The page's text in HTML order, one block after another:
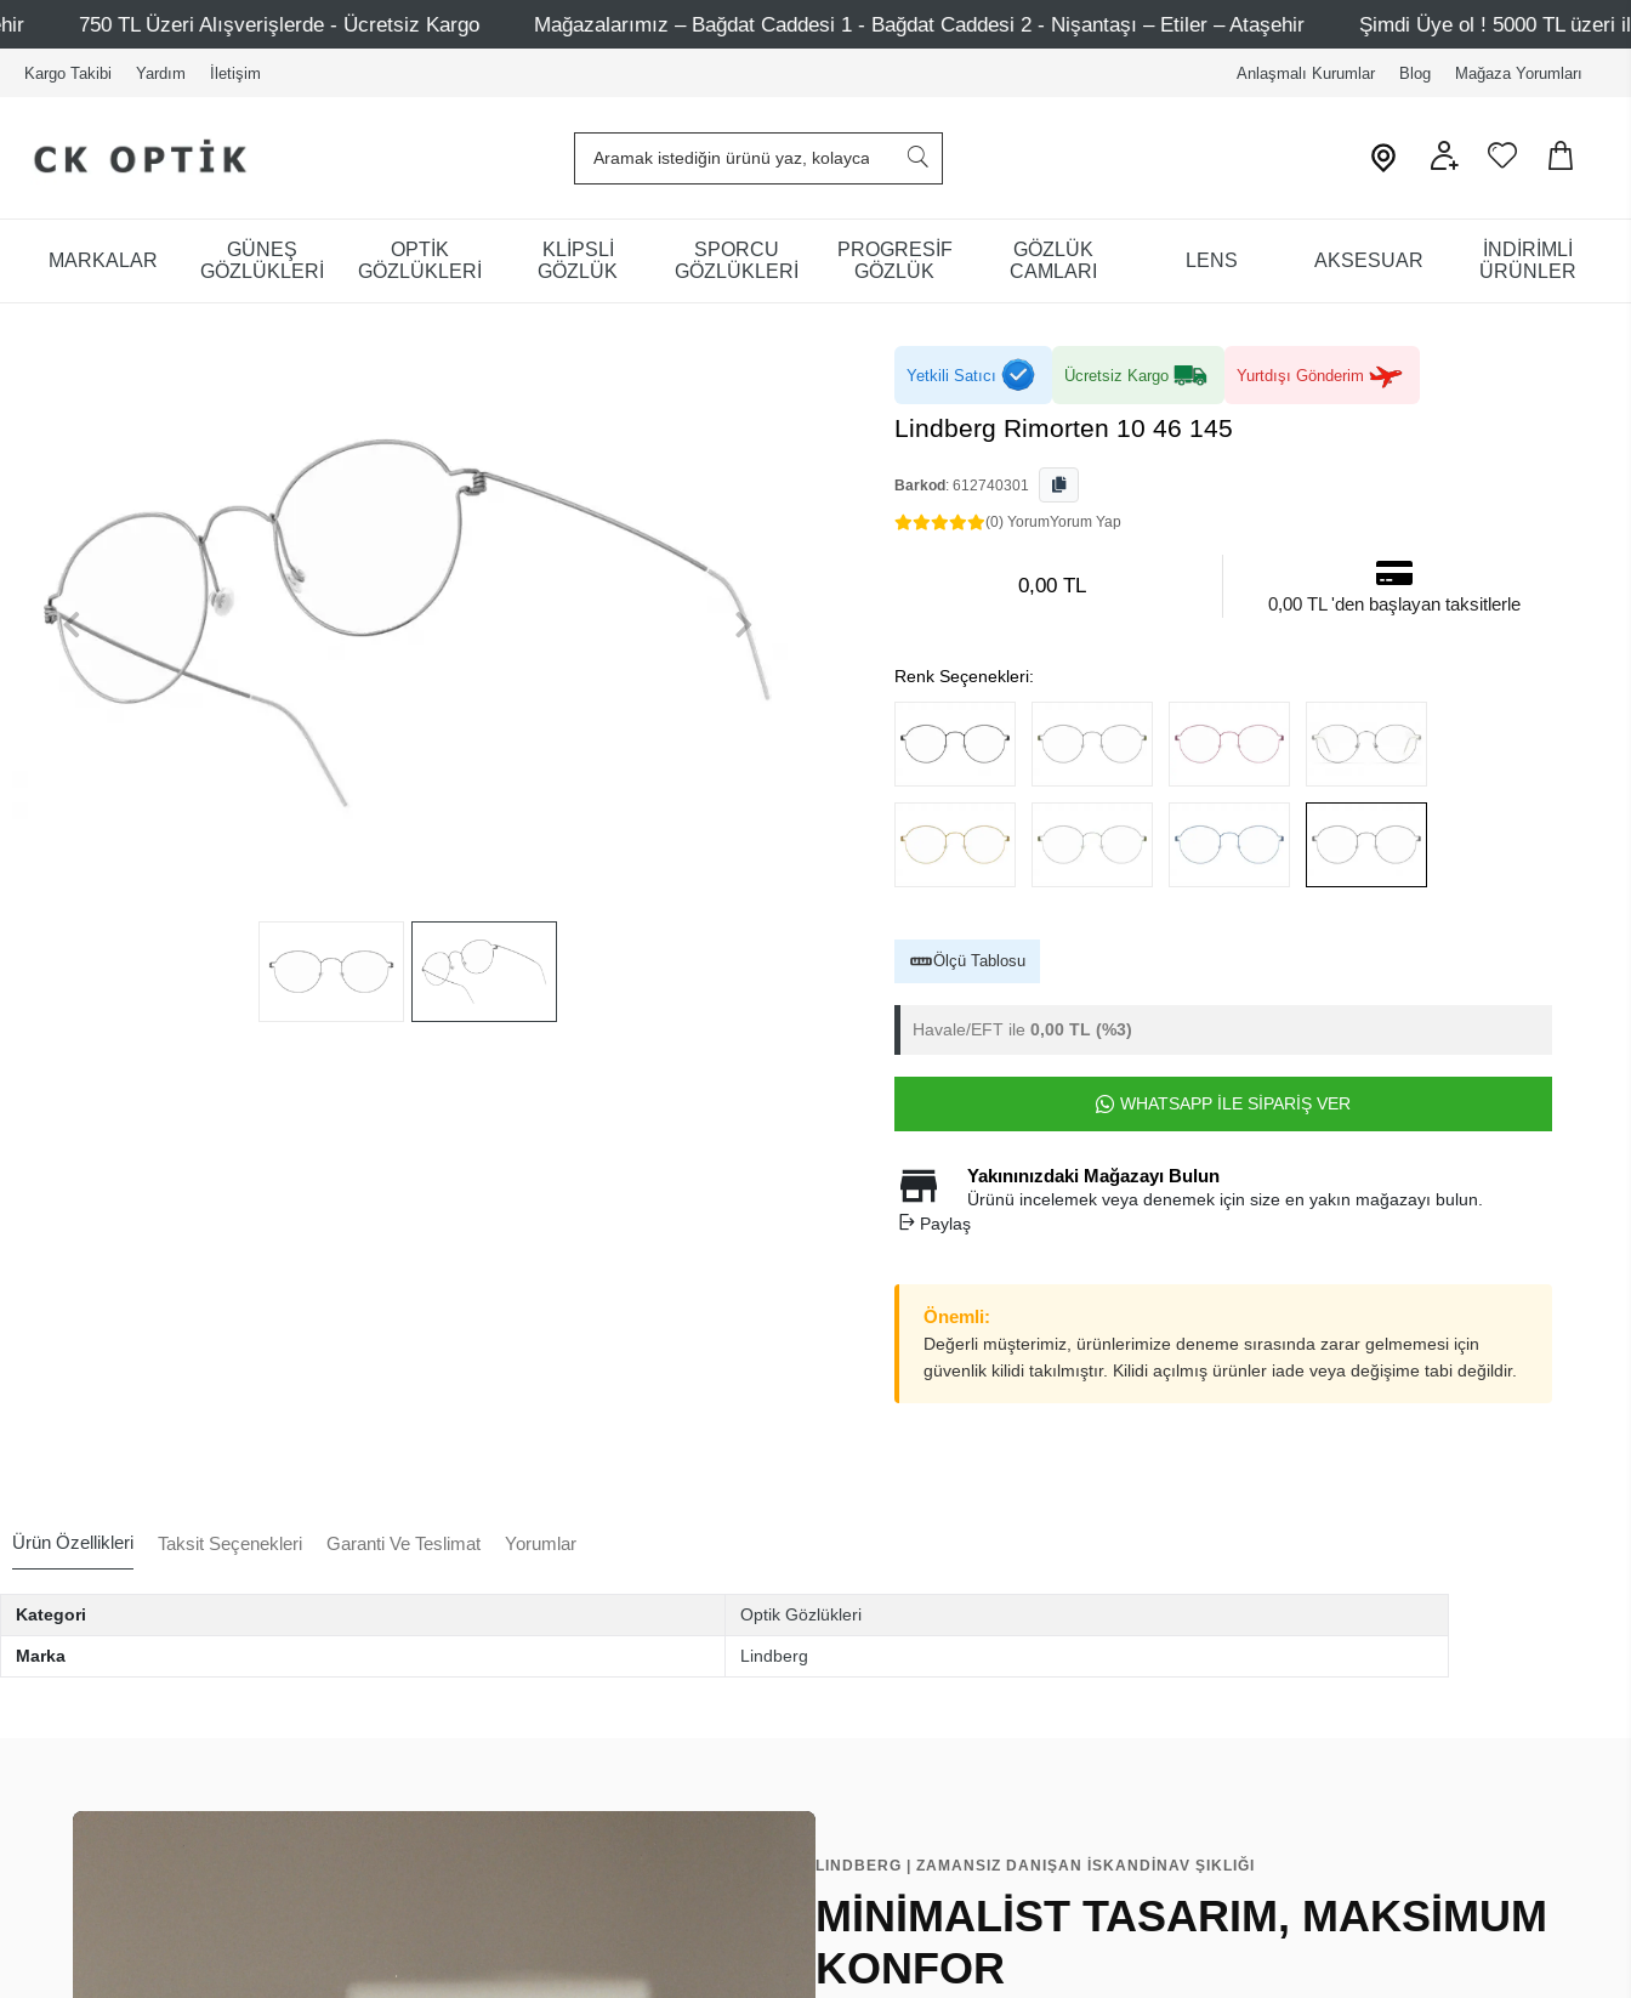
- Ücretsiz Kargo Mağazalarımız – Bağdat Caddesi 1 - Bağdat Caddesi 2 - Nişantaşı – Etiler – Ataşehir Şimdi Üye ol ! 5000 TL üzeri ilk alışverişinde 500 TL
Kargo Takibi Yardım İletişim Anlaşmalı Kurumlar Blog Mağaza Yorumları
MARKALAR
GÜNEŞ
GÖZLÜKLERİ
OPTİK
GÖZLÜKLERİ
KLİPSLİ
GÖZLÜK
SPORCU
GÖZLÜKLERİ
PROGRESİF
GÖZLÜK
GÖZLÜK
CAMLARI
LENS AKSESUAR
İNDİRİMLİ
ÜRÜNLER
Yetkili Satıcı Ücretsiz Kargo Yurtdışı Gönderim
Lindberg Rimorten 10 46 145
Barkod : 612740301
(0) YorumYorum Yap
0,00 TL
0,00 TL 'den başlayan taksitlerle
Renk Seçenekleri:
Ölçü Tablosu
Havale/EFT ile 0,00 TL (%3)
WHATSAPP İLE SİPARİŞ VER
Yakınınızdaki Mağazayı Bulun
Ürünü incelemek veya denemek için size en yakın mağazayı bulun.
Paylaş
Önemli:
Değerli müşterimiz, ürünlerimize deneme sırasında zarar gelmemesi için
güvenlik kilidi takılmıştır. Kilidi açılmış ürünler iade veya değişime tabi değildir.
Ürün Özellikleri Taksit Seçenekleri Garanti Ve Teslimat Yorumlar
Kategori Optik Gözlükleri
Marka Lindberg
LINDBERG | ZAMANSIZ DANIŞAN İSKANDİNAV ŞIKLIĞI
MİNİMALİST TASARIM, MAKSİMUM
KONFOR